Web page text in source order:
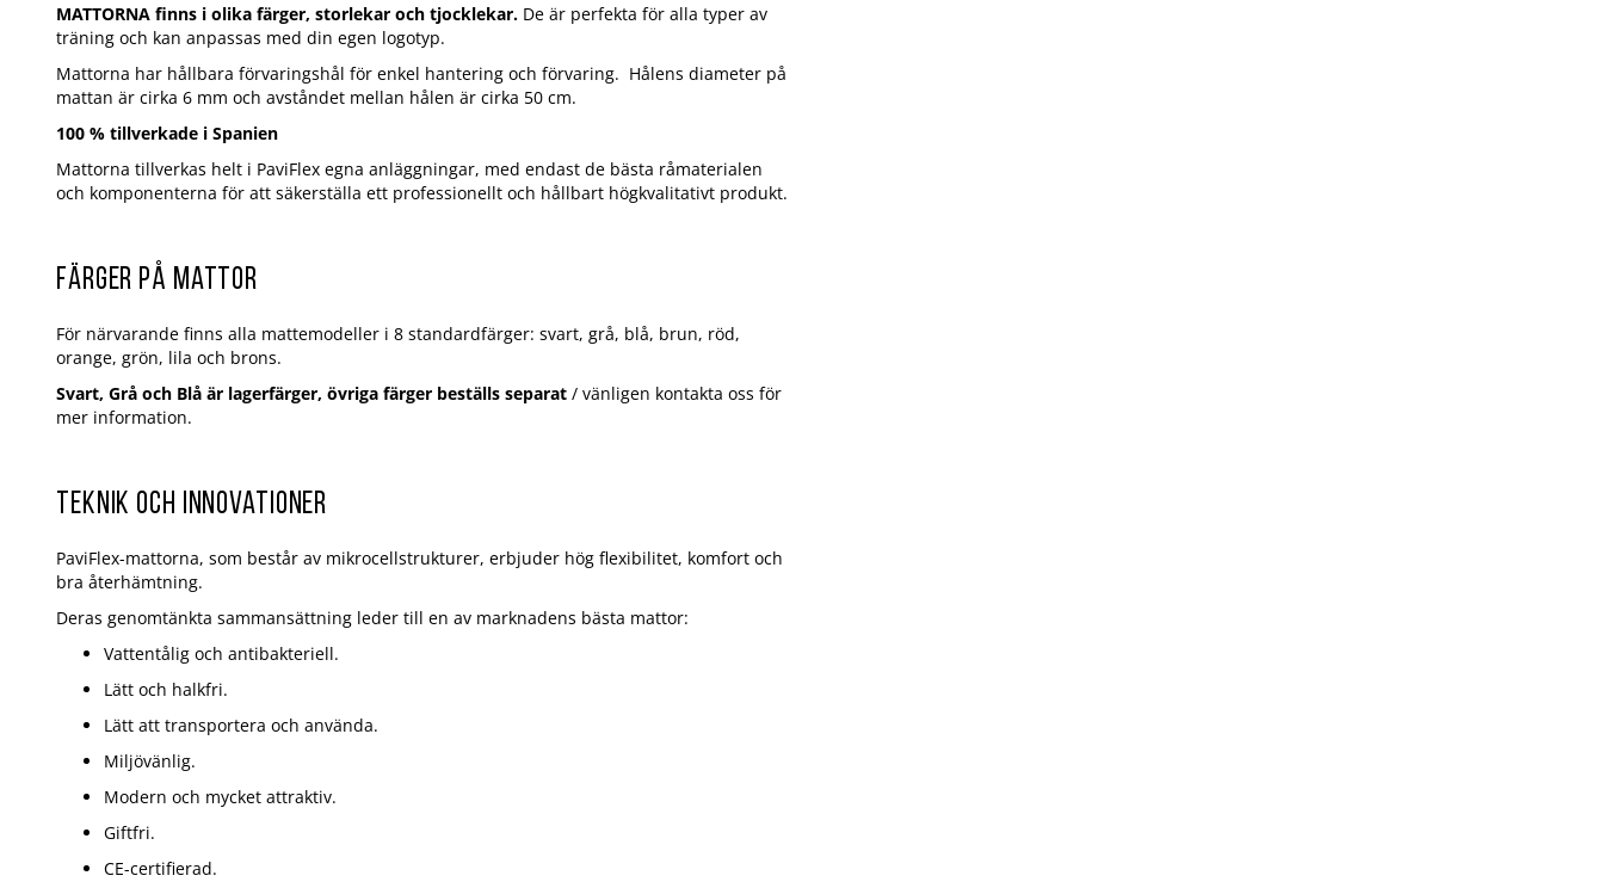
MATTORNA finns i olika färger, storlekar och tjocklekar. De är perfekta för alla typer av
träning och kan anpassas med din egen logotyp.
Mattorna har hållbara förvaringshål för enkel hantering och förvaring. Hålens diameter på
mattan är cirka 6 mm och avståndet mellan hålen är cirka 50 cm.
100 % tillverkade i Spanien
Mattorna tillverkas helt i PaviFlex egna anläggningar, med endast de bästa råmaterialen
och komponenterna för att säkerställa ett professionellt och hållbart högkvalitativt produkt.
Färger på mattor
För närvarande finns alla mattemodeller i 8 standardfärger: svart, grå, blå, brun, röd,
orange, grön, lila och brons.
Svart, Grå och Blå är lagerfärger, övriga färger beställs separat / vänligen kontakta oss för
mer information.
Teknik och innovationer
PaviFlex-mattorna, som består av mikrocellstrukturer, erbjuder hög flexibilitet, komfort och
bra återhämtning.
Deras genomtänkta sammansättning leder till en av marknadens bästa mattor:
Vattentålig och antibakteriell.
Lätt och halkfri.
Lätt att transportera och använda.
Miljövänlig.
Modern och mycket attraktiv.
Giftfri.
CE-certifierad.